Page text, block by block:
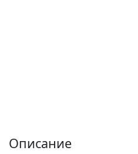
Описание